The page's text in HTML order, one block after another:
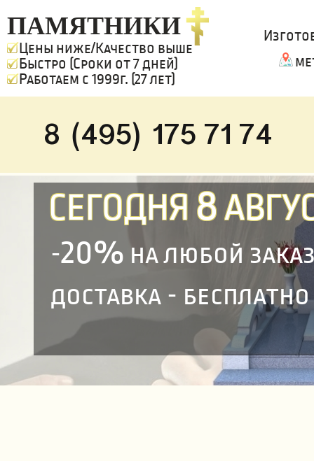
ПАМЯТНИКИ
Цены ниже/Качество выше
Быстро (Сроки от 7 дней)
Работаем с 1999г. (27 лет)
8 (495) 175 71 74
СЕГОДНЯ 8
-20% на любой
доставка - бесплатно